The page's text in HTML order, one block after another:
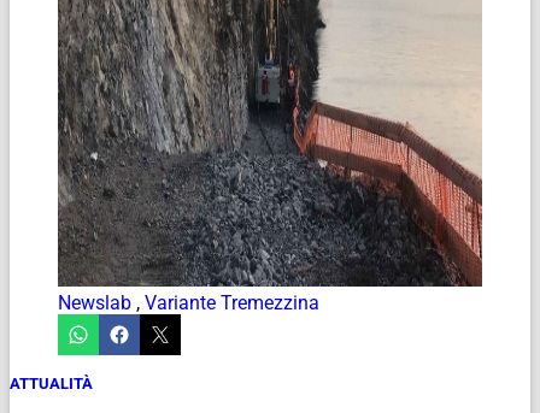
Newslab , Variante Tremezzina
ATTUALITÀ